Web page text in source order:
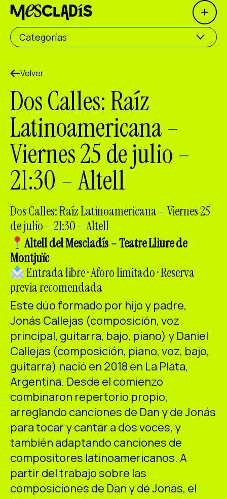
Open
Productora social
Productora de experiencias
Productora de empleo
Productora de conocimiento
Productora cultural
Agenda
Nuestros talleres
Blog
Contacto
ES CA EN
Categorías
Volver
Dos Calles: Raíz
Latinoamericana –
Viernes 25 de julio –
21:30 – Altell
Dos Calles: Raíz Latinoamericana – Viernes 25
de julio – 21:30 – Altell
Altell del Mescladís – Teatre Lliure de
Montjuïc
Entrada libre · Aforo limitado · Reserva
previa recomendada
Este dúo formado por hijo y padre,
Jonás Callejas (composición, voz
principal, guitarra, bajo, piano) y Daniel
Callejas (composición, piano, voz, bajo,
guitarra) nació en 2018 en La Plata,
Argentina. Desde el comienzo
combinaron repertorio propio,
arreglando canciones de Dan y de Jonás
para tocar y cantar a dos voces, y
también adaptando canciones de
compositores latinoamericanos. A
partir del trabajo sobre las
composiciones de Dan y de Jonás, el